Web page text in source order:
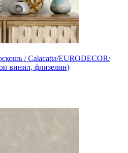
/ Calacatta/EURODECOR/
винил, флизелин)